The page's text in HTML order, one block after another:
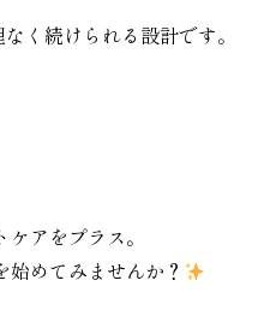
く続けられる設計です。
アをプラス。
めてみませんか？